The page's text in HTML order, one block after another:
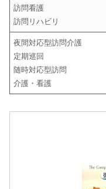
訪問看護
訪問リハビリ
夜間対応型訪問介護
定期巡回
随時対応型訪問
介護・看護